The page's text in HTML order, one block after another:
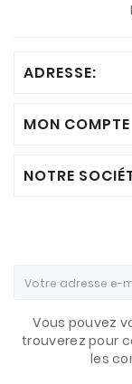
ADRESSE:
MON COMPTE
NOTRE
Vous pouvez
trouverez pour
les